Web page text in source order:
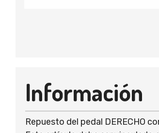
Información
Repuesto del pedal DERECHO